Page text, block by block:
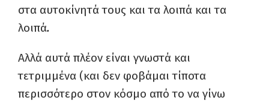
στα αυτοκίνητά τους και τα λοιπά και τα
λοιπά.
Αλλά αυτά πλέον είναι γνωστά και
τετριμμένα (και δεν φοβάμαι τίποτα
περισσότερο στον κόσμο από το να γίνω